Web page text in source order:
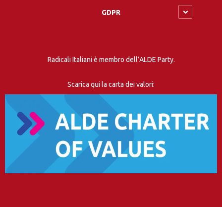
GDPR
Radicali Italiani è membro dell’ALDE Party.
Scarica qui la carta dei valori: